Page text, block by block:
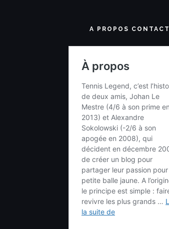
A PROPOS CONTACT